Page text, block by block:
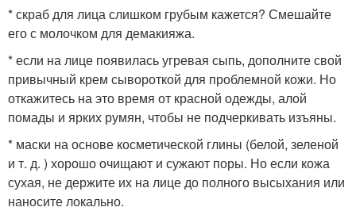
* скраб для лица слишком грубым кажется? Смешайте
его с молочком для демакияжа.
* если на лице появилась угревая сыпь, дополните свой
привычный крем сывороткой для проблемной кожи. Но
откажитесь на это время от красной одежды, алой
помады и ярких румян, чтобы не подчеркивать изъяны.
* маски на основе косметической глины (белой, зеленой
и т. д. ) хорошо очищают и сужают поры. Но если кожа
сухая, не держите их на лице до полного высыхания или
наносите локально.